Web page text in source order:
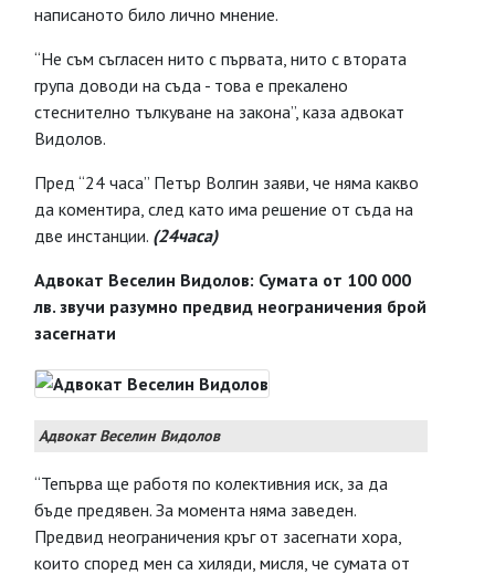
написаното било лично мнение.
“Не съм съгласен нито с първата, нито с втората
група доводи на съда - това е прекалено
стеснително тълкуване на закона”, каза адвокат
Видолов.
Пред “24 часа” Петър Волгин заяви, че няма какво
да коментира, след като има решение от съда на
две инстанции. (24часа)
Адвокат Веселин Видолов: Сумата от 100 000
лв. звучи разумно предвид неограничения брой
засегнати
Адвокат Веселин Видолов
“Тепърва ще работя по колективния иск, за да
бъде предявен. За момента няма заведен.
Предвид неограничения кръг от засегнати хора,
които според мен са хиляди, мисля, че сумата от